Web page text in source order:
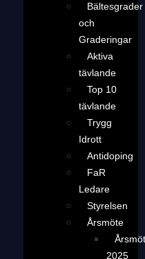
Bältesgrader
och
Graderingar
Aktiva
tävlande
Top 10
tävlande
Trygg
Idrott
Antidoping
FaR
Ledare
Styrelsen
Årsmöte
2025